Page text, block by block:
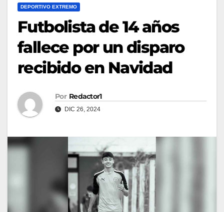
DEPORTIVO EXTREMO
Futbolista de 14 años
fallece por un disparo
recibido en Navidad
Por Redactor1
DIC 26, 2024